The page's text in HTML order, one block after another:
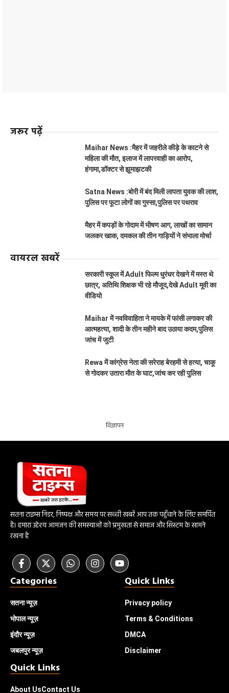
जरूर पढ़ें
Maihar News :मैहर में जहरीले कीड़े के काटने से
महिला की मौत, इलाज में लापरवाही का आरोप,
हंगामा,डॉक्टर से झूमाझटकी
Satna News :बोरी में बंद मिली लापता युवक की लाश,
पुलिस पर फूटा लोगों का गुस्सा,पुलिस पर पथराव
मैहर में कपड़ों के गोदाम में भीषण आग, लाखों का सामान
जलकर खाक, दमकल की तीन गाड़ियों ने संभाला मोर्चा
वायरल खबरें
सरकारी स्कूल में Adult फिल्म धुरंधर देखने में मस्त थे
छात्र, अतिथि शिक्षक भी रहे मौजूद,देखे Adult मूवी का
वीडियो
Maihar में नवविवाहिता ने मायके में फांसी लगाकर की
आत्महत्या, शादी के तीन महीने बाद उठाया कदम,पुलिस
जांच में जुटी
Rewa में कांग्रेस नेता की सरेराह बेरहमी से हत्या, चाकू
से गोदकर उतारा मौत के घाट,जांच कर रही पुलिस
विज्ञापन
सतना टाइम्स निडर, निष्पक्ष और समय पर सच्ची खबरें आप तक पहुँचाने के लिए समर्पित
है। हमारा उद्देश्य आमजन की समस्याओं को प्रमुखता से समाज और सिस्टम के सामने
रखना है
Categories
सतना न्यूज़
भोपालन्यूज़
इंदौरन्यूज़
जबलपुर न्यूज़
Quick Links
Privacy policy
Terms & Conditions
DMCA
Disclaimer
Quick Links
About UsContact Us